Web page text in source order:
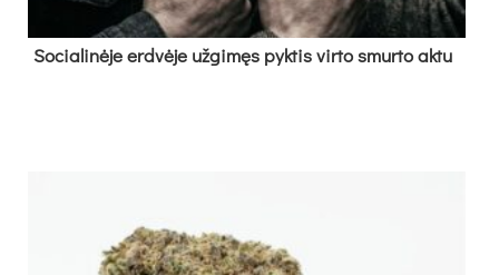
So­cia­li­nė­je erd­vė­je už­gi­męs pyk­tis vir­to smur­to ak­tu